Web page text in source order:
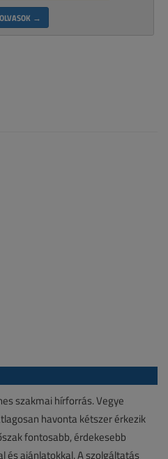
→
szakmai hírforrás. Vegye
havonta kétszer érkezik
fontosabb, érdekesebb
és ajánlatokkal. A szolgáltatás